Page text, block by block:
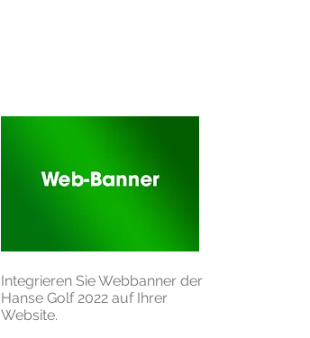
Integrieren Sie Webbanner der
Hanse Golf 2022 auf Ihrer
Website.